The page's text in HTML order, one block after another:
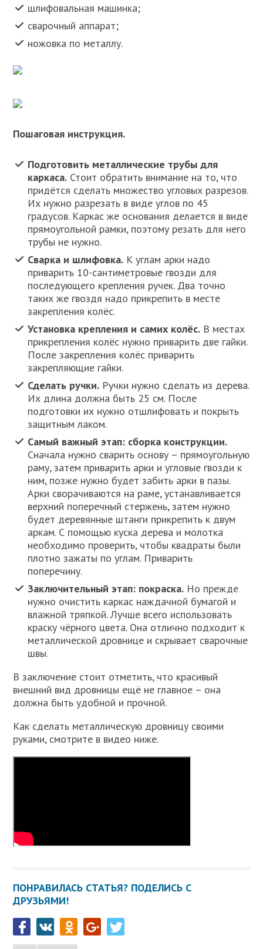
шлифовальная машинка;
сварочный аппарат;
ножовка по металлу.
Пошаговая инструкция.
Подготовить металлические трубы для
каркаса. Стоит обратить внимание на то, что
придётся сделать множество угловых разрезов.
Их нужно разрезать в виде углов по 45
градусов. Каркас же основания делается в виде
прямоугольной рамки, поэтому резать для него
трубы не нужно.
Сварка и шлифовка. К углам арки надо
приварить 10-сантиметровые гвозди для
последующего крепления ручек. Два точно
таких же гвоздя надо прикрепить в месте
закрепления колёс.
Установка крепления и самих колёс. В местах
прикрепления колёс нужно приварить две гайки.
После закрепления колёс приварить
закрепляющие гайки.
Сделать ручки. Ручки нужно сделать из дерева.
Их длина должна быть 25 см. После
подготовки их нужно отшлифовать и покрыть
защитным лаком.
Самый важный этап: сборка конструкции.
Сначала нужно сварить основу – прямоугольную
раму, затем приварить арки и угловые гвозди к
ним, позже нужно будет забить арки в пазы.
Арки сворачиваются на раме, устанавливается
верхний поперечный стержень, затем нужно
будет деревянные штанги прикрепить к двум
аркам. С помощью куска дерева и молотка
необходимо проверить, чтобы квадраты были
плотно зажаты по углам. Приварить
поперечину.
Заключительный этап: покраска. Но прежде
нужно очистить каркас наждачной бумагой и
влажной тряпкой. Лучше всего использовать
краску чёрного цвета. Она отлично подходит к
металлической дровнице и скрывает сварочные
швы.
В заключение стоит отметить, что красивый
внешний вид дровницы ещё не главное – она
должна быть удобной и прочной.
Как сделать металлическую дровницу своими
руками, смотрите в видео ниже.
ПОНРАВИЛАСЬ СТАТЬЯ? ПОДЕЛИСЬ С
ДРУЗЬЯМИ!